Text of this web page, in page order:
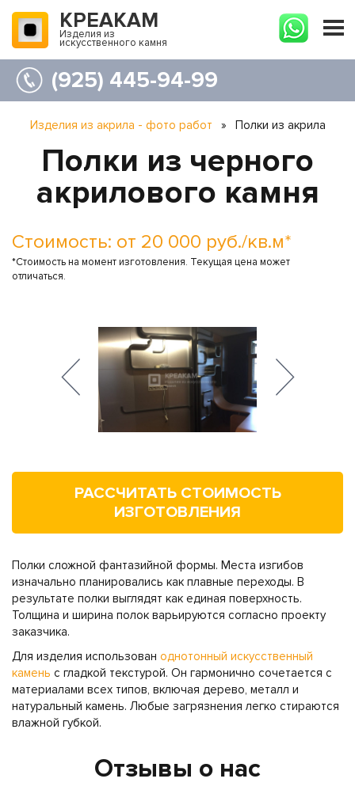
КРЕАКАМ
Изделия из
искусственного камня
(925) 445-94-99
Изделия из акрила - фото работ » Полки из акрила
Полки из черного
акрилового камня
Стоимость: от 20 000 руб./кв.м*
*Стоимость на момент изготовления. Текущая цена может
отличаться.
РАССЧИТАТЬ СТОИМОСТЬ
ИЗГОТОВЛЕНИЯ
Полки сложной фантазийной формы. Места изгибов
изначально планировались как плавные переходы. В
результате полки выглядят как единая поверхность.
Толщина и ширина полок варьируются согласно проекту
заказчика.
Для изделия использован однотонный искусственный
камень с гладкой текстурой. Он гармонично сочетается с
материалами всех типов, включая дерево, металл и
натуральный камень. Любые загрязнения легко стираются
влажной губкой.
Отзывы о нас